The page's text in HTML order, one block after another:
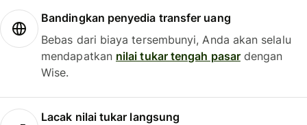
Bandingkan penyedia transfer uang
Bebas dari biaya tersembunyi, Anda akan selalu
mendapatkan nilai tukar tengah pasardengan
Wise.
Lacak nilai tukar langsung